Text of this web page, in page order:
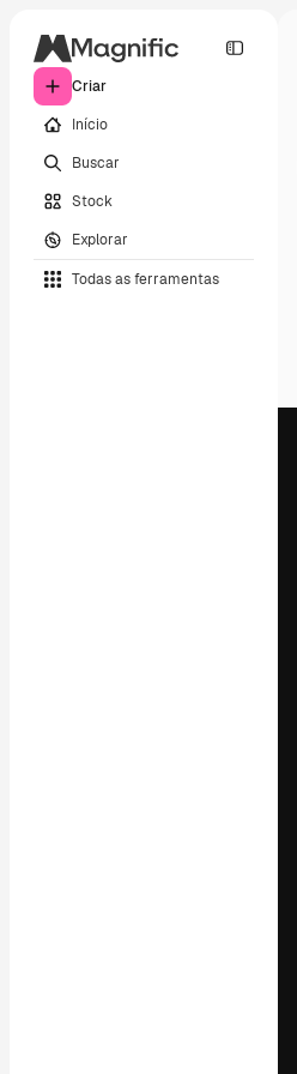
Criar
Início
Buscar
Stock
Explorar
Todas as ferramentas